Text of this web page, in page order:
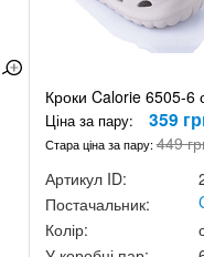
Кроки Calorie 6505-6
Ціна за пару: 359
Стара ціна за пару:449
Артикул ID:
Постачальник:
Колір: